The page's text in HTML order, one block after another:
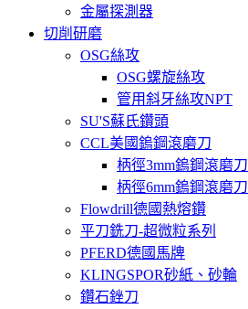
金屬探測器
切削研磨
OSG絲攻
OSG螺旋絲攻
管用斜牙絲攻NPT
SU'S蘇氏鑽頭
CCL美國鎢鋼滾磨刀
柄徑3mm鎢鋼滾磨刀
柄徑6mm鎢鋼滾磨刀
Flowdrill德國熱熔鑽
平刀銑刀-超微粒系列
PFERD德國馬牌
KLINGSPOR砂紙、砂輪
鑽石銼刀